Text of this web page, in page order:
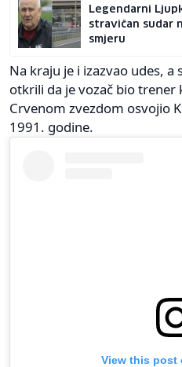
Legendarni
stravičan sudar
smjeru
Na kraju je i izazvao udes,
otkrili da je vozač bio trener
Crvenom zvezdom osvojio
1991. godine.
View this post